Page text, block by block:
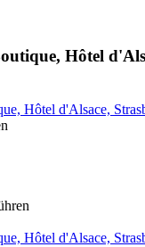
Hôtel
Hôtel d'Alsace,
Hôtel d'Alsace,